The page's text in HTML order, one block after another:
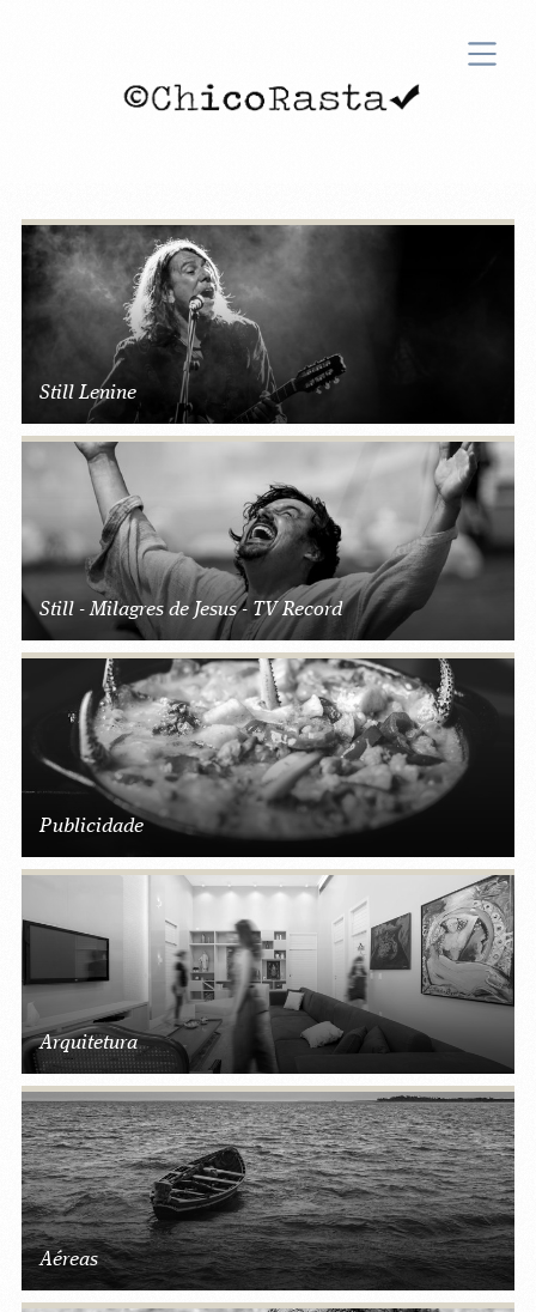
Still Lenine
Still - Milagres de Jesus - TV Record
Publicidade
Arquitetura
Aéreas